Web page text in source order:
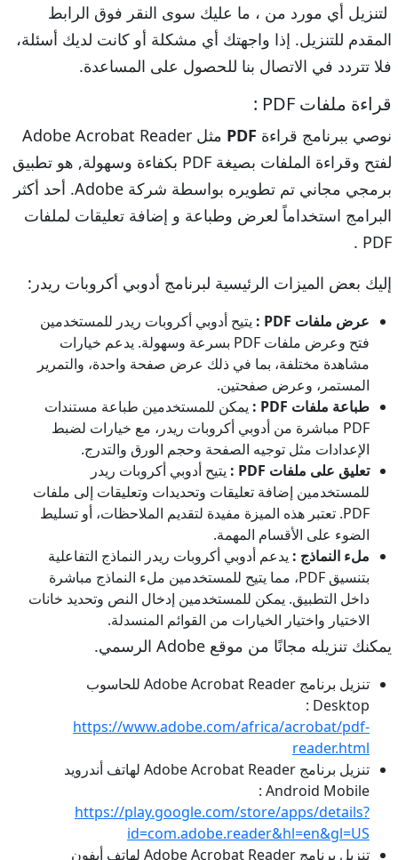
لتنزيل أي مورد من ، ما عليك سوى النقر فوق الرابط
المقدم للتنزيل. إذا واجهتك أي مشكلة أو كانت لديك أسئلة،
فلا تتردد في الاتصال بنا للحصول على المساعدة.
قراءة ملفات PDF :
نوصي ببرنامج قراءة PDF
مثل Adobe Acrobat Reader
لفتح وقراءة الملفات بصيغة PDF بكفاءة وسهولة, هو تطبيق
برمجي مجاني تم تطويره بواسطة شركة Adobe. أحد أكثر
البرامج استخداماً لعرض وطباعة و إضافة تعليقات لملفات
PDF .
إليك بعض الميزات الرئيسية لبرنامج أدوبي أكروبات ريدر:
عرض ملفات PDF :
يتيح أدوبي أكروبات ريدر للمستخدمين
فتح وعرض ملفات PDF بسرعة وسهولة. يدعم خيارات
مشاهدة مختلفة، بما في ذلك عرض صفحة واحدة، والتمرير
المستمر، وعرض صفحتين.
طباعة ملفات PDF :
يمكن للمستخدمين طباعة مستندات
PDF مباشرة من أدوبي أكروبات ريدر، مع خيارات لضبط
الإعدادات مثل توجيه الصفحة وحجم الورق والتدرج.
تعليق على ملفات PDF :
يتيح أدوبي أكروبات ريدر
للمستخدمين إضافة تعليقات وتحديدات وتعليقات إلى ملفات
PDF. تعتبر هذه الميزة مفيدة لتقديم الملاحظات، أو تسليط
الضوء على الأقسام المهمة.
ملء النماذج : يدعم أدوبي أكروبات ريدر النماذج التفاعلية
بتنسيق PDF، مما يتيح للمستخدمين ملء النماذج مباشرة
داخل التطبيق. يمكن للمستخدمين إدخال النص وتحديد خانات
الاختيار واختيار الخيارات من القوائم المنسدلة.
يمكنك تنزيله مجانًا من موقع Adobe الرسمي.
تنزيل برنامج Adobe Acrobat Reader للحاسوب
Desktop :
https://www.adobe.com/africa/acrobat/pdf-
reader.html
تنزيل برنامج Adobe Acrobat Reader لهاتف أندرويد
Android Mobile :
https://play.google.com/store/apps/details?
id=com.adobe.reader&hl=en&gl=US
تنزيل برنامج Adobe Acrobat Reader لهاتف أيفون